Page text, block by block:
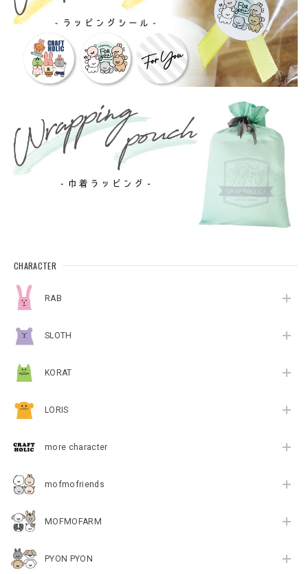
CHARACTER
RAB
SLOTH
KORAT
LORIS
more character
mofmofriends
MOFMOFARM
PYON PYON